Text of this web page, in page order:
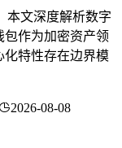
本文深度解析数字
作为加密资产领
化特性存在边界模
2026-08-08